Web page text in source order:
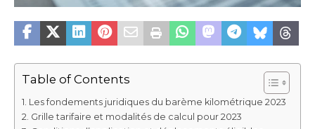
Table of Contents
Les fondements juridiques du barème kilométrique 2023
Grille tarifaire et modalités de calcul pour 2023